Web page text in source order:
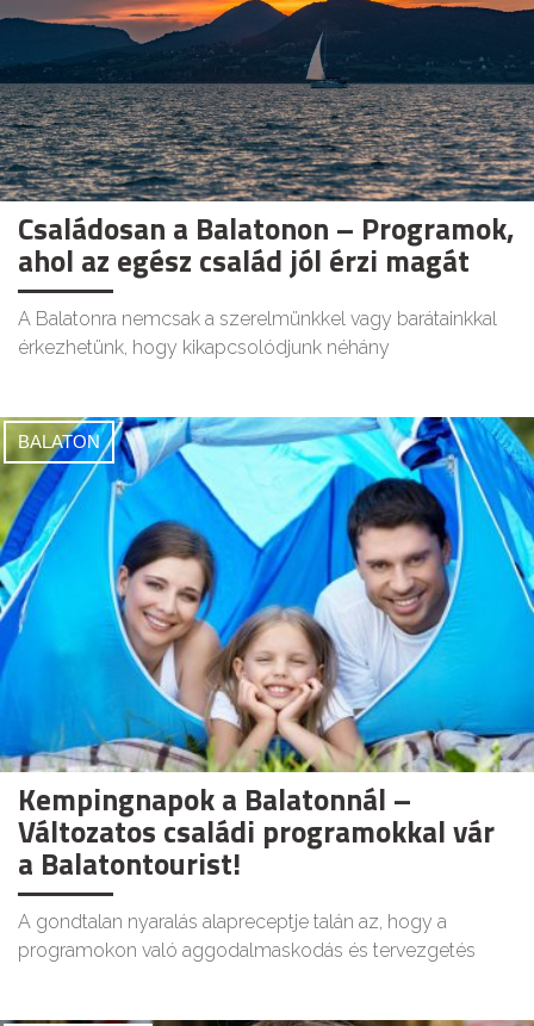
Családosan a Balatonon – Programok,
ahol az egész család jól érzi magát
A Balatonra nemcsak a szerelmünkkel vagy barátainkkal
érkezhetünk, hogy kikapcsolódjunk néhány
BALATON
Kempingnapok a Balatonnál –
Változatos családi programokkal vár
a Balatontourist!
A gondtalan nyaralás alapreceptje talán az, hogy a
programokon való aggodalmaskodás és tervezgetés